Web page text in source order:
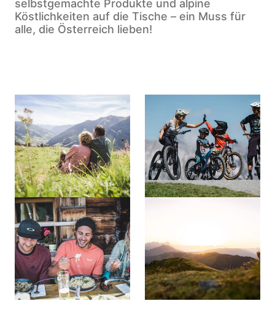
selbstgemachte Produkte und alpine
Köstlichkeiten auf die Tische – ein Muss für
alle, die Österreich lieben!